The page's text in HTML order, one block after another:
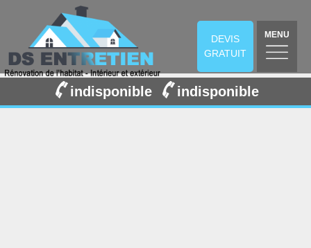
DEVIS
GRATUIT
MENU
indisponible indisponible